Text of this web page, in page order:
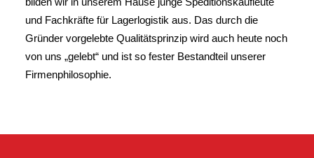
und Fachkräfte für Lagerlogistik aus. Das durch die
Gründer vorgelebte Qualitätsprinzip wird auch heute noch
von uns „gelebt“ und ist so fester Bestandteil unserer
Firmenphilosophie.